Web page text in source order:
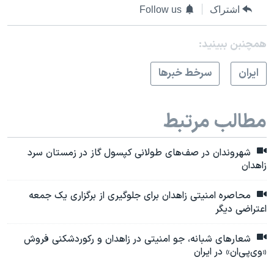
اشتراک Follow us
همچنبن ببینید:
ايران
سرخط خبرها
مطالب مرتبط
شهروندان در صف‌های طولانی کپسول گاز در زمستان سرد
زاهدان
محاصره امنیتی زاهدان برای جلوگیری از برگزاری یک جمعه
اعتراضی دیگر
شعارهای شبانه، جو امنیتی در زاهدان و رکوردشکنی فروش
«وی‌پی‌ان» در ایران